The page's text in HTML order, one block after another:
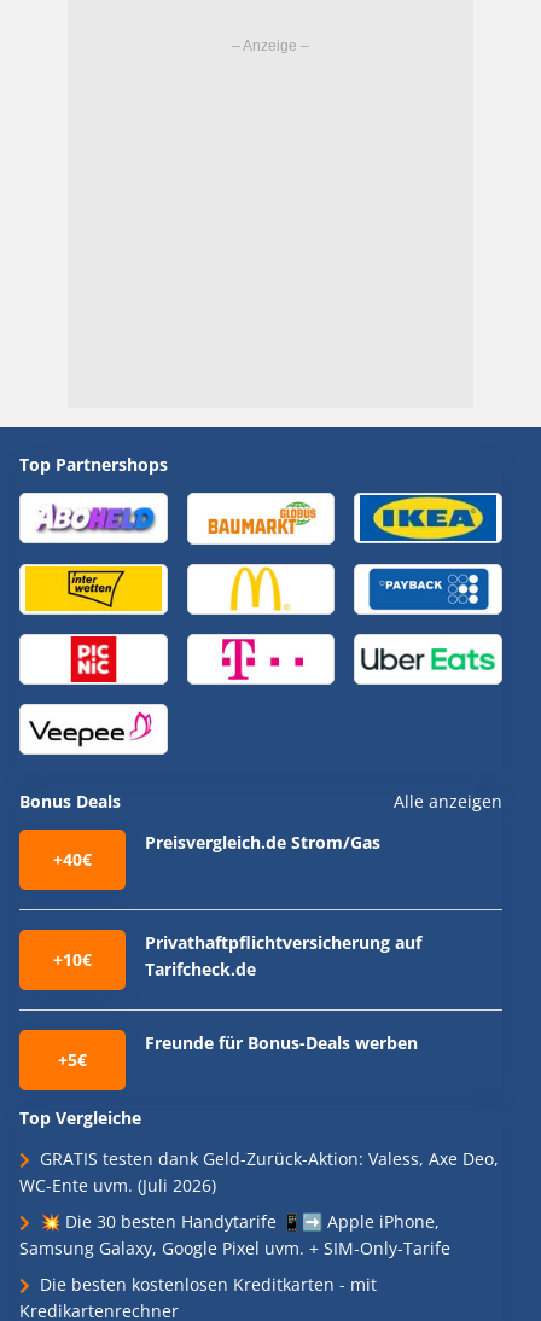
Top Partnershops
Bonus Deals Alle anzeigen
+40€
Preisvergleich.de Strom/Gas
+10€
Privathaftpflichtversicherung auf
Tarifcheck.de
+5€
Freunde für Bonus-Deals werben
Top Vergleiche
GRATIS testen dank Geld-Zurück-Aktion: Valess, Axe Deo,
WC-Ente uvm. (Juli 2026)
💥 Die 30 besten Handytarife 📱➡️ Apple iPhone,
Samsung Galaxy, Google Pixel uvm. + SIM-Only-Tarife
Die besten kostenlosen Kreditkarten - mit
Kredikartenrechner